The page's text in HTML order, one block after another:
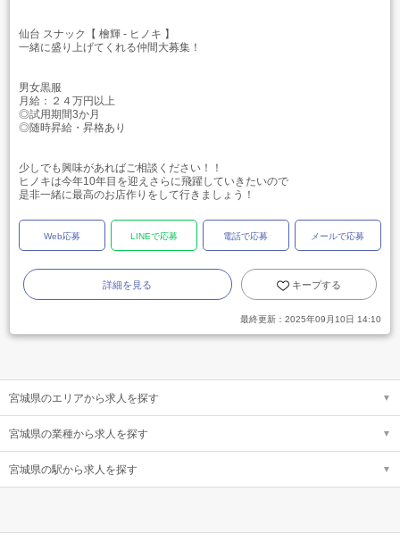
仙台 スナック【 檜輝 - ヒノキ 】
一緒に盛り上げてくれる仲間大募集！
男女黒服
月給：２４万円以上
◎試用期間3か月
◎随時昇給・昇格あり
少しでも興味があればご相談ください！！
ヒノキは今年10年目を迎えさらに飛躍していきたいので
是非一緒に最高のお店作りをして行きましょう！
Web応募 LINEで応募 電話で応募 メールで応募
詳細を見る キープする
最終更新： 2025年09月10日 14:10
宮城県のエリアから求人を探す
宮城県の業種から求人を探す
宮城県の駅から求人を探す